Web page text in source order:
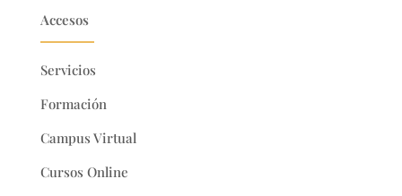
Accesos
Servicios
Formación
Campus Virtual
Cursos Online